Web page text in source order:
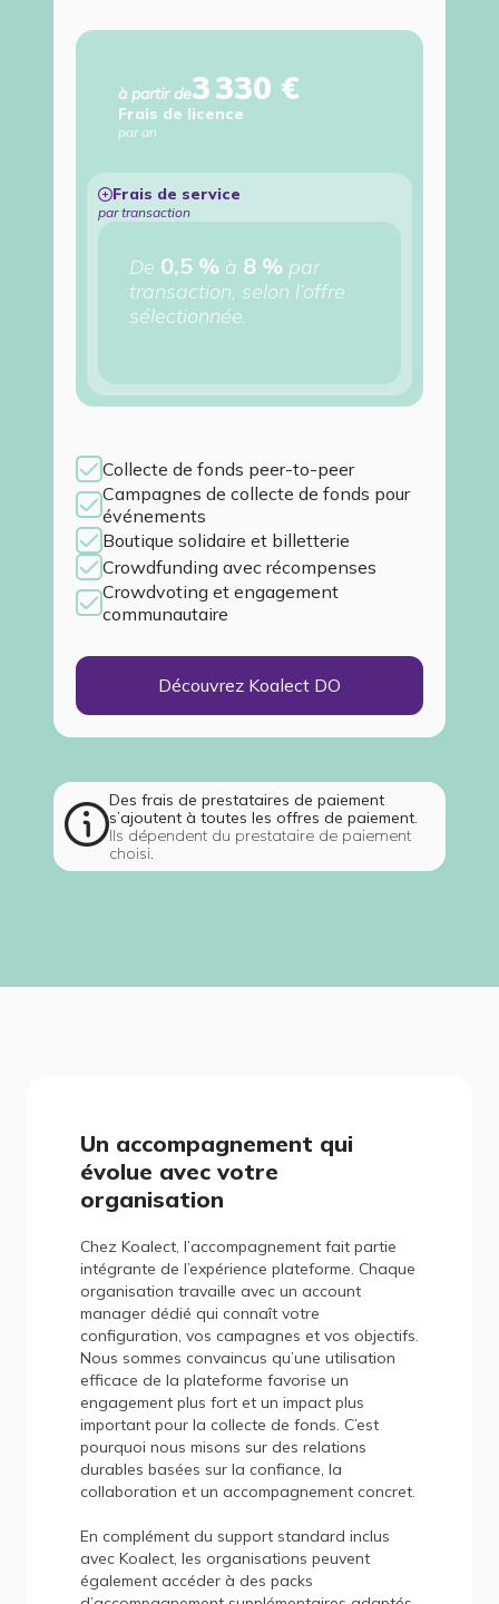
à partir de3 330 €
Frais de licence
par an
Frais de service
par transaction
De 0,5 % à 8 % par
transaction, selon l’offre
sélectionnée.
Collecte de fonds peer-to-peer
Campagnes de collecte de fonds pour
événements
Boutique solidaire et billetterie
Crowdfunding avec récompenses
Crowdvoting et engagement
communautaire
Découvrez Koalect DO
Des frais de prestataires de paiement
s’ajoutent à toutes les offres de paiement.
Ils dépendent du prestataire de paiement
choisi.
Un accompagnement qui
évolue avec votre
organisation
Chez Koalect, l’accompagnement fait partie
intégrante de l’expérience plateforme. Chaque
organisation travaille avec un account
manager dédié qui connaît votre
configuration, vos campagnes et vos objectifs.
Nous sommes convaincus qu’une utilisation
efficace de la plateforme favorise un
engagement plus fort et un impact plus
important pour la collecte de fonds. C’est
pourquoi nous misons sur des relations
durables basées sur la confiance, la
collaboration et un accompagnement concret.
En complément du support standard inclus
avec Koalect, les organisations peuvent
également accéder à des packs